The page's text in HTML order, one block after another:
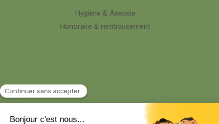
Hygiène & Asepsie
Honoraire & rembousement